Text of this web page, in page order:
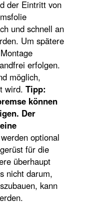
der Eintritt von
und schnell an
Um spätere
erfolgen.
möglich,
wird. Tipp:
können
Der
optional
für die
überhaupt
nicht darum,
kann